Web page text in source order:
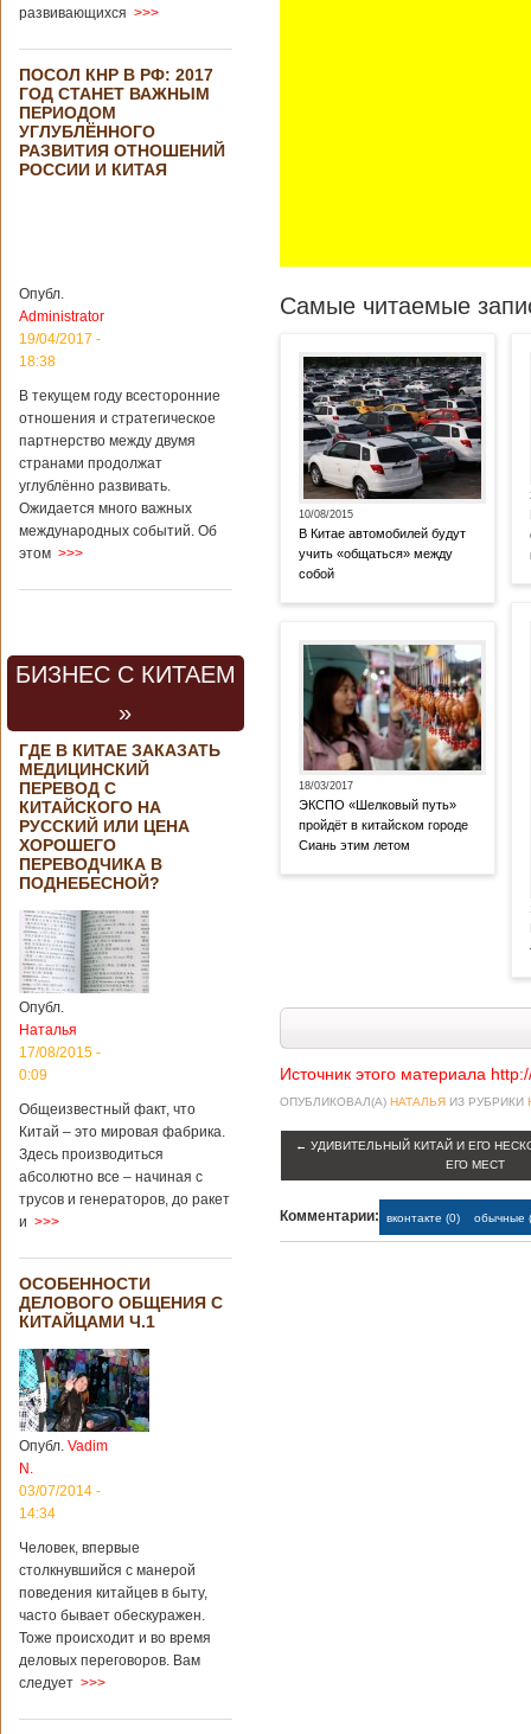
развивающихся >>>
ПОСОЛ КНР В РФ: 2017
ГОД СТАНЕТ ВАЖНЫМ
ПЕРИОДОМ
УГЛУБЛЁННОГО
РАЗВИТИЯ ОТНОШЕНИЙ
РОССИИ И КИТАЯ
Опубл.
Administrator
19/04/2017 -
18:38
В текущем году всесторонние
отношения и стратегическое
партнерство между двумя
странами продолжат
углублённо развивать.
Ожидается много важных
международных событий. Об
этом >>>
БИЗНЕС С КИТАЕМ
»
ГДЕ В КИТАЕ ЗАКАЗАТЬ
МЕДИЦИНСКИЙ
ПЕРЕВОД С
КИТАЙСКОГО НА
РУССКИЙ ИЛИ ЦЕНА
ХОРОШЕГО
ПЕРЕВОДЧИКА В
ПОДНЕБЕСНОЙ?
Опубл.
Наталья
17/08/2015 -
0:09
Общеизвестный факт, что
Китай – это мировая фабрика.
Здесь производиться
абсолютно все – начиная с
трусов и генераторов, до ракет
и >>>
ОСОБЕННОСТИ
ДЕЛОВОГО ОБЩЕНИЯ С
КИТАЙЦАМИ Ч.1
Опубл. Vadim
N.
03/07/2014 -
14:34
Человек, впервые
столкнувшийся с манерой
поведения китайцев в быту,
часто бывает обескуражен.
Тоже происходит и во время
деловых переговоров. Вам
следует >>>
Самые читаемые
10/08/2015
В Китае автомобилей будут
учить «общаться» между
собой
18/03/2017
ЭКСПО «Шелковый путь»
пройдёт в китайском городе
Сиань этим летом
Источник этого материала
ОПУБЛИКОВАЛ(А) НАТАЛЬЯ ИЗ РУБРИКИ
← УДИВИТЕЛЬНЫЙ КИТАЙ И ЕГО
ЕГО МЕСТ
Комментарии: вконтакте (0) обычные